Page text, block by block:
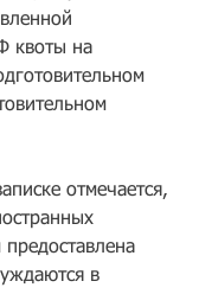
квоты на
отмечается,
в